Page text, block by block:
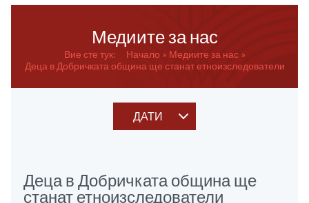
Медиите за нас
Вие сте тук: Начало
Медиите за нас
Деца в Добричката община ще станат етноизследователи
ДАТИ
Деца в Добричката община ще
станат етноизследователи